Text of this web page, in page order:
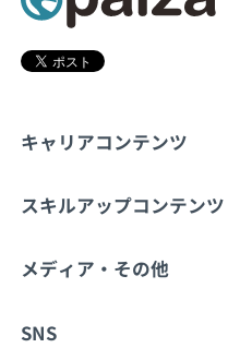
キャリアコンテンツ
転職・キャリア
スキルアップコンテンツ
学習
メディア・その他
Tech Team Journal
SNS